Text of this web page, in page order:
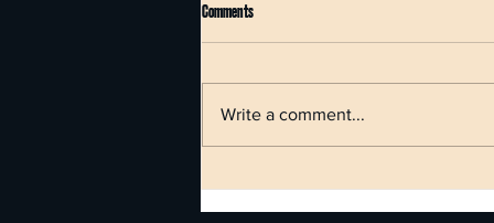
Čtvrtý díl série o AI v cestovním ruchu
Comments
Write a comment...